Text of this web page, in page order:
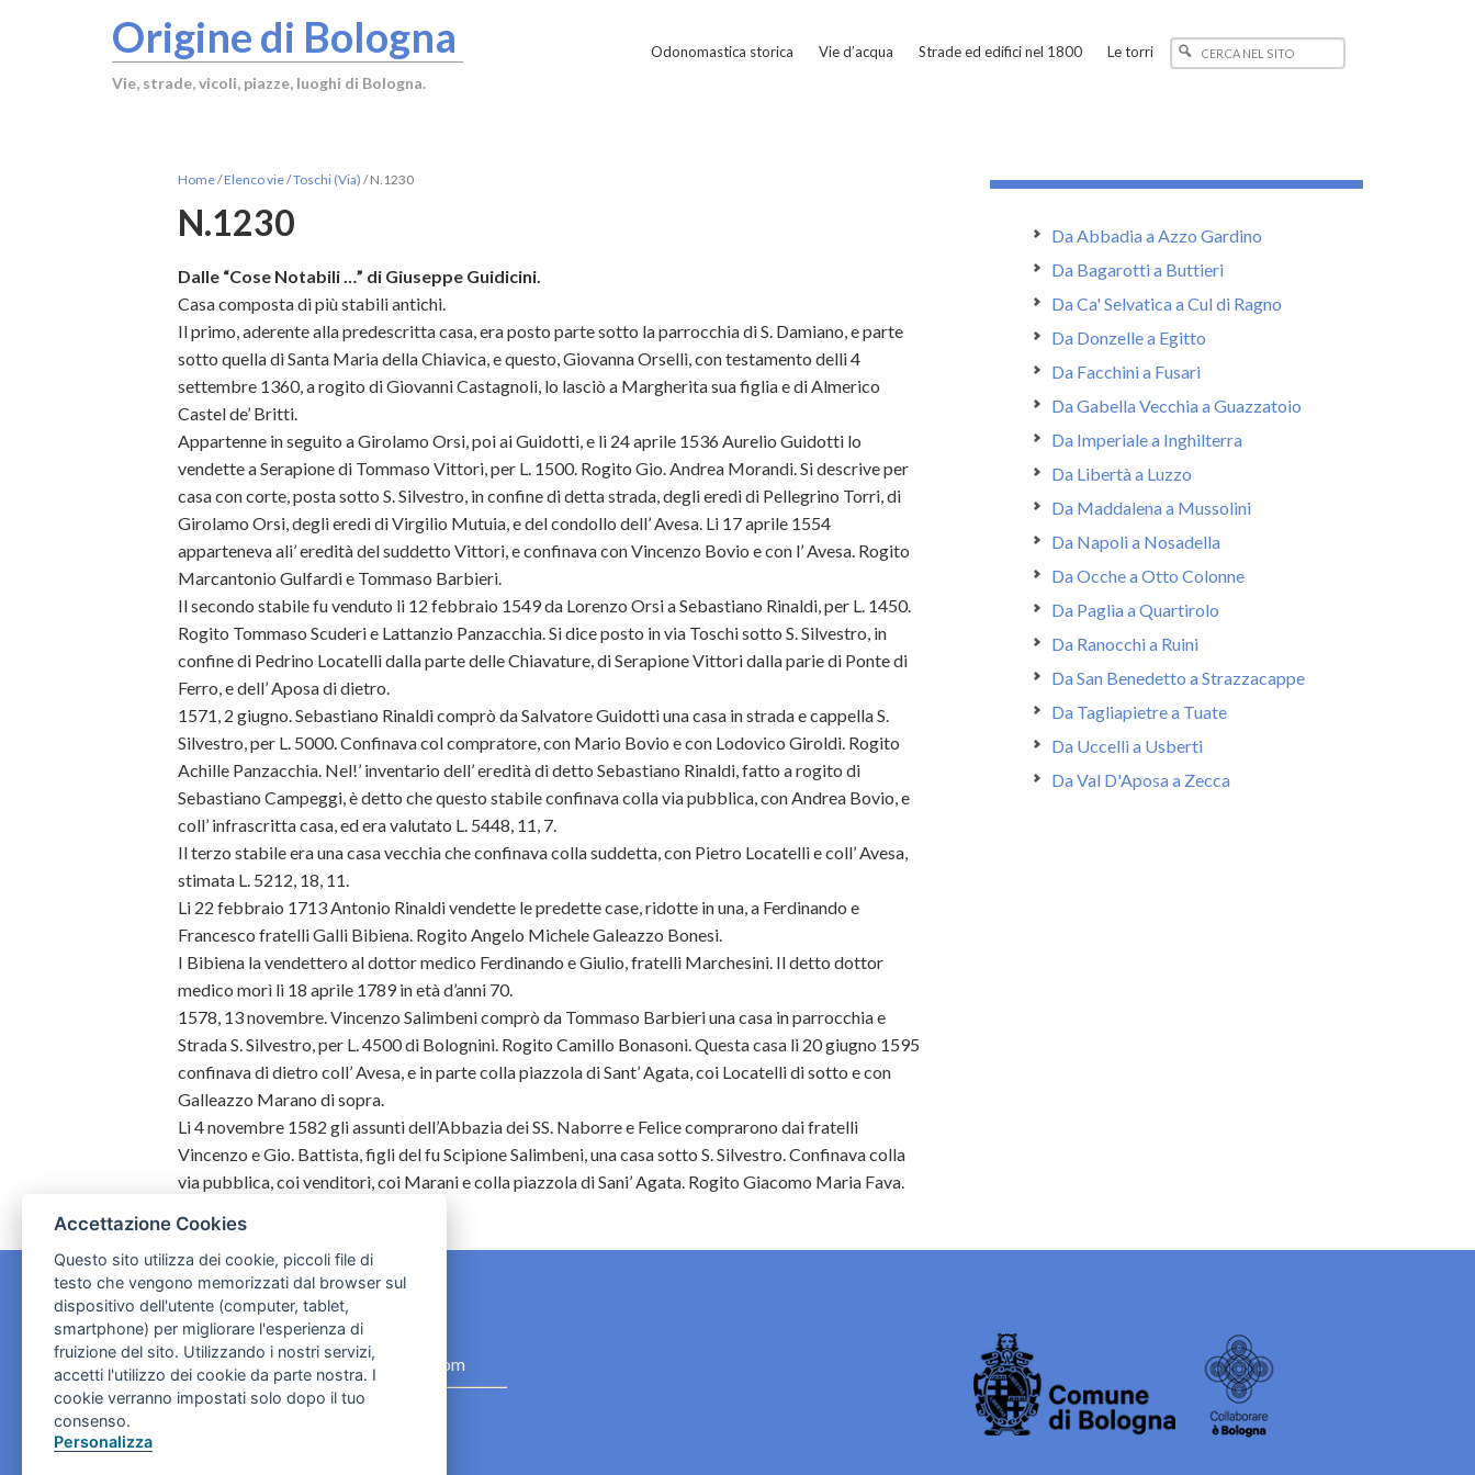
Origine di Bologna
Vie, strade, vicoli, piazze, luoghi di Bologna.
Odonomastica storica Vie d’acqua Strade ed edifici nel 1800 Le torri
Home/Elenco vie/Toschi (Via) /N.1230
N.1230
Dalle “Cose Notabili …” di Giuseppe Guidicini.
Casa composta di più stabili antichi.
Il primo, aderente alla predescritta casa, era posto parte sotto la parrocchia di S. Damiano, e parte
sotto quelladi Santa Maria della Chiavica, e questo, Giovanna Orselli, con testamento delli 4
settembre 1360, a rogito di Giovanni Castagnoli, lo lasciò a Margherita sua figlia e di Almerico
Castel de’ Britti.
Appartenne in seguito a Girolamo Orsi, poi ai Guidotti, e li 24 aprile 1536 Aurelio Guidotti lo
vendette a Serapione di Tommaso Vittori, per L. 1500. Rogito Gio. Andrea Morandi. Si descrive per
casa con corte, posta sotto S. Silvestro, in confine di detta strada, degli eredi di Pellegrino Torri, di
Girolamo Orsi, degli eredi di Virgilio Mutuia, e del condollo dell’ Avesa. Li 17 aprile 1554
apparteneva ali’ eredità del suddetto Vittori, e confinava con Vincenzo Bovio e con l’ Avesa. Rogito
Marcantonio Gulfardi e Tommaso Barbieri.
Il secondo stabile fu venduto li 12 febbraio 1549 da Lorenzo Orsi a Sebastiano Rinaldi, per L. 1450.
Rogito Tommaso Scuderi e Lattanzio Panzacchia. Si dice posto in via Toschi sotto S. Silvestro, in
confine di Pedrino Locatelli dalla parte delle Chiavature, di Serapione Vittori dalla parie di Ponte di
Ferro, e dell’ Aposa di dietro.
1571, 2 giugno. Sebastiano Rinaldi comprò da Salvatore Guidotti una casa in strada e cappella S.
Silvestro, per L. 5000. Confinava col compratore, con Mario Bovio e con Lodovico Giroldi. Rogito
Achille Panzacchia. Nel!’ inventario dell’ eredità di detto Sebastiano Rinaldi, fatto a rogito di
Sebastiano Campeggi, è detto che questo stabile confinava colla via pubblica, con Andrea Bovio, e
coll’ infrascritta casa, ed era valutato L. 5448, 11, 7.
Il terzo stabile era una casa vecchia che confinava colla suddetta, con Pietro Locatelli e coll’ Avesa,
stimata L. 5212, 18, 11.
Li 22 febbraio 1713 Antonio Rinaldi vendette le predette case, ridotte in una, a Ferdinando e
Francesco fratelli Galli Bibiena. Rogito Angelo Michele Galeazzo Bonesi.
I Bibiena la vendettero al dottor medico Ferdinando e Giulio, fratelli Marchesini. Il detto dottor
medico morì li 18 aprile 1789 in età d’anni 70.
1578, 13 novembre. Vincenzo Salimbeni comprò da Tommaso Barbieri una casa in parrocchia e
Strada S. Silvestro, per L. 4500 di Bolognini. Rogito Camillo Bonasoni. Questa casa li 20 giugno 1595
confinava di dietro coll’ Avesa, e in parte colla piazzola di Sant’ Agata, coi Locatelli di sotto e con
Galleazzo Marano di sopra.
Li 4 novembre 1582 gli assunti dell’Abbazia dei SS. Naborre e Felice comprarono dai fratelli
Vincenzo e Gio. Battista, figli del fu Scipione Salimbeni, una casa sotto S. Silvestro. Confinava colla
via pubblica, coi venditori, coi Marani e colla piazzola di Sani’ Agata. Rogito Giacomo Maria Fava.
Da Abbadia a Azzo Gardino
Da Bagarotti a Buttieri
Da Ca' Selvatica a Cul di Ragno
Da Donzelle a Egitto
Da Facchini a Fusari
Da Gabella Vecchia a Guazzatoio
Da Imperiale a Inghilterra
Da Libertà a Luzzo
Da Maddalena a Mussolini
Da Napoli a Nosadella
Da Ocche a Otto Colonne
Da Paglia a Quartirolo
Da Ranocchi a Ruini
Da San Benedetto a Strazzacappe
Da Tagliapietre a Tuate
Da Uccelli a Usberti
Da Val D'Aposa a Zecca
CONTATTI
contact.originebologna@gmail.com
Cookies e informativa privacy
Accettazione Cookies
Questo sito utilizza dei cookie, piccoli file di
testo che vengono memorizzati dal browser sul
dispositivo dell'utente (computer, tablet,
smartphone) per migliorare l'esperienza di
fruizione del sito. Utilizzando i nostri servizi,
accetti l'utilizzo dei cookie da parte nostra. I
cookie verranno impostati solo dopo il tuo
consenso.
Personalizza